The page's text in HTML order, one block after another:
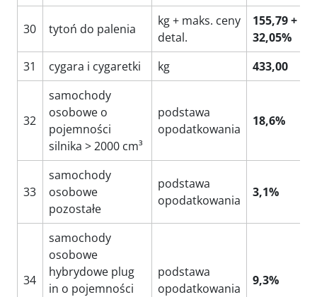
30 tytoń do palenia
kg + maks. ceny
detal.
155,79 +
32,05%
31
cygara i cygaretki kg 433,00
32
samochody
osobowe o
pojemności
silnika > 2000 cm³
podstawa
opodatkowania
18,6%
33
samochody
osobowe
pozostałe
podstawa
opodatkowania
3,1%
34
samochody
osobowe
hybrydowe plug
in o pojemności
podstawa
opodatkowania
9,3%